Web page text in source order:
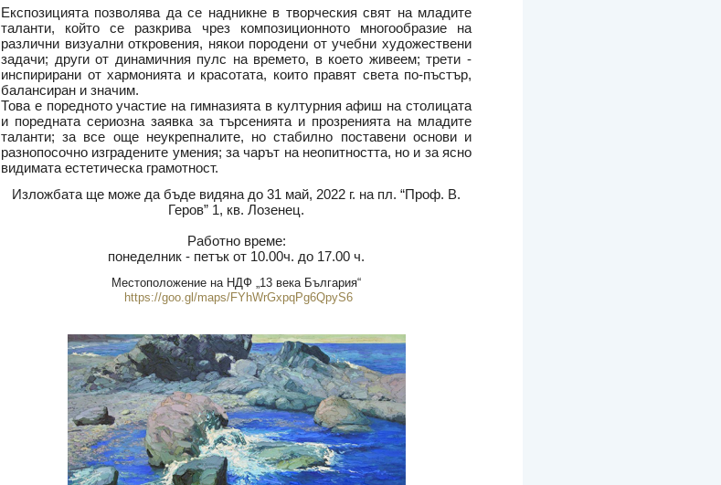
Експозицията позволява да се надникне в творческия свят на младите
таланти, който се разкрива чрез композиционното многообразие на
различни визуални откровения, някои породени от учебни художествени
задачи; други от динамичния пулс на времето, в което живеем; трети -
инспирирани от хармонията и красотата, които правят света по-пъстър,
балансиран и значим.
Това е поредното участие на гимназията в културния афиш на столицата
и поредната сериозна заявка за търсенията и прозренията на младите
таланти; за все още неукрепналите, но стабилно поставени основи и
разнопосочно изградените умения; за чарът на неопитността, но и за ясно
видимата естетическа грамотност.
Изложбата ще може да бъде видяна до 31 май, 2022 г. на пл. “Проф. В.
Геров” 1, кв. Лозенец.
Работно време:
понеделник - петък от 10.00ч. до 17.00 ч.
Местоположение на НДФ „13 века България“
https://goo.gl/maps/FYhWrGxpqPg6QpyS6